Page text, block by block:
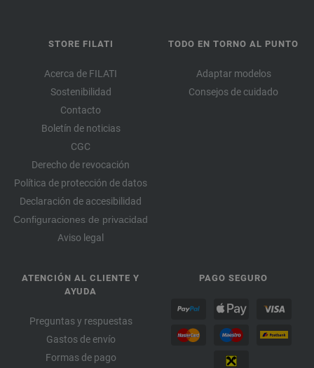
STORE FILATI
Acerca de FILATI
Sostenibilidad
Contacto
Boletín de noticias
CGC
Derecho de revocación
Política de protección de datos
Declaración de accesibilidad
Configuraciones de privacidad
Aviso legal
TODO EN TORNO AL PUNTO
Adaptar modelos
Consejos de cuidado
ATENCIÓN AL CLIENTE Y
AYUDA
Preguntas y respuestas
Gastos de envío
Formas de pago
PAGO SEGURO